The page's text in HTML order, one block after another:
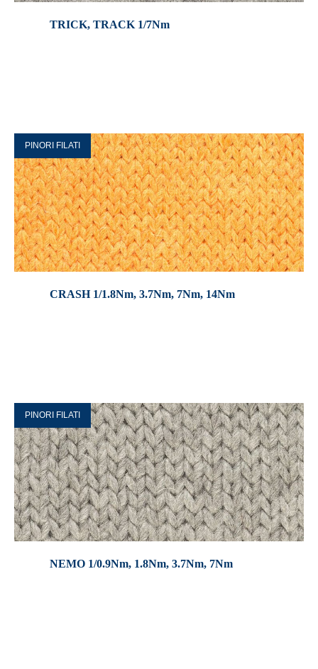
TRICK, TRACK 1/7Nm
PINORI FILATI
CRASH 1/1.8Nm, 3.7Nm, 7Nm, 14Nm
PINORI FILATI
NEMO 1/0.9Nm, 1.8Nm, 3.7Nm, 7Nm